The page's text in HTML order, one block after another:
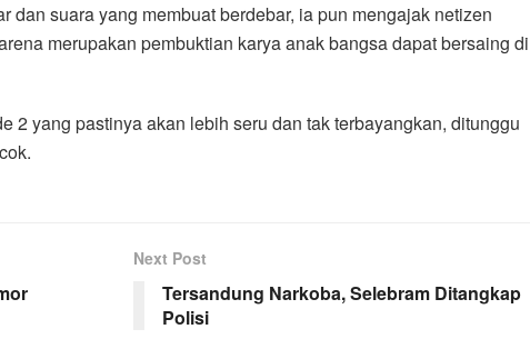
dan suara yang membuat berdebar, ia pun mengajak netizen
merupakan pembuktian karya anak bangsa dapat bersaing di
2 yang pastinya akan lebih seru dan tak terbayangkan, ditunggu
Next Post
Tersandung Narkoba, Selebram Ditangkap
Polisi